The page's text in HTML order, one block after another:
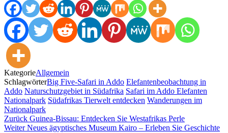
KategorieAllgemein
SchlagwörterBig Five-Safari in Addo Elefantenbeobachtung in
Addo Naturschutzgebiet in Südafrika Safari im Addo Elefanten
Nationalpark Südafrikas Tierwelt entdecken Wanderungen im
Nationalpark
Beitragsnavigation
Vorheriger
Beitrag
Zurück Guinea-Bissau: Entdecken Sie Westafrikas Perle
Nächster
Weiter Neues ägyptisches Museum Kairo – Erleben Sie Geschichte